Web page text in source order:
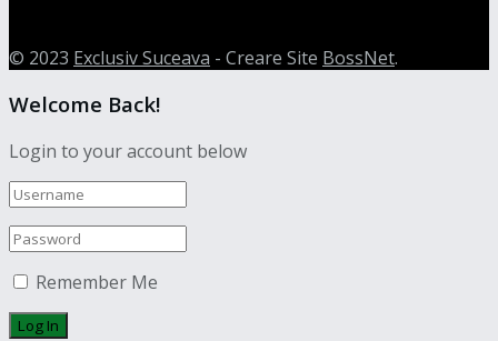
© 2023 Exclusiv Suceava - Creare Site BossNet.
Welcome Back!
Login to your account below
Remember Me